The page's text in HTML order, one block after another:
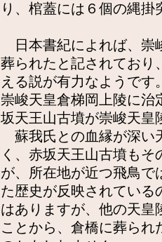
り、棺蓋には６個の縄掛
日本書紀によれば、崇
葬られたと記されており
える説が有力なようで
崇峻天皇倉梯岡上陵に治
坂天王山古墳が崇峻天皇
蘇我氏との血縁が深い
く、赤坂天王山古墳も
が、所在地が近つ飛鳥で
た歴史が反映されている
はありますが、他の天皇
ことから、倉橋に葬ら